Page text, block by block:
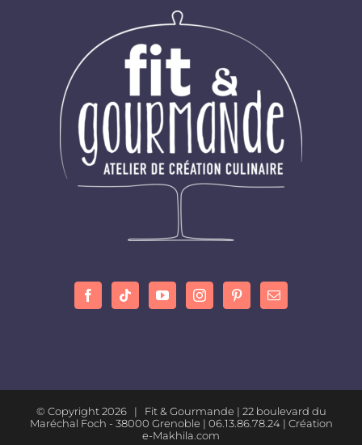
© Copyright2026 | Fit & Gourmande | 22 boulevard du
Maréchal Foch - 38000 Grenoble | 06.13.86.78.24 | Création
e-Makhila.com